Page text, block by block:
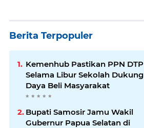
Berita Terpopuler
Kemenhub Pastikan PPN DTP
Selama Libur Sekolah Dukung
Daya Beli Masyarakat
Bupati Samosir Jamu Wakil
Gubernur Papua Selatan di